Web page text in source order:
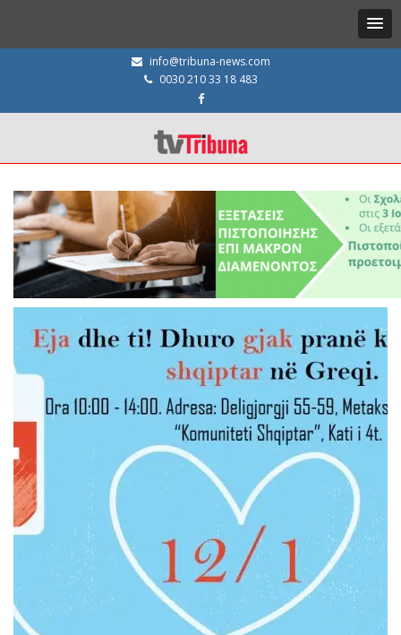
info@tribuna-news.com
0030 210 33 18 483